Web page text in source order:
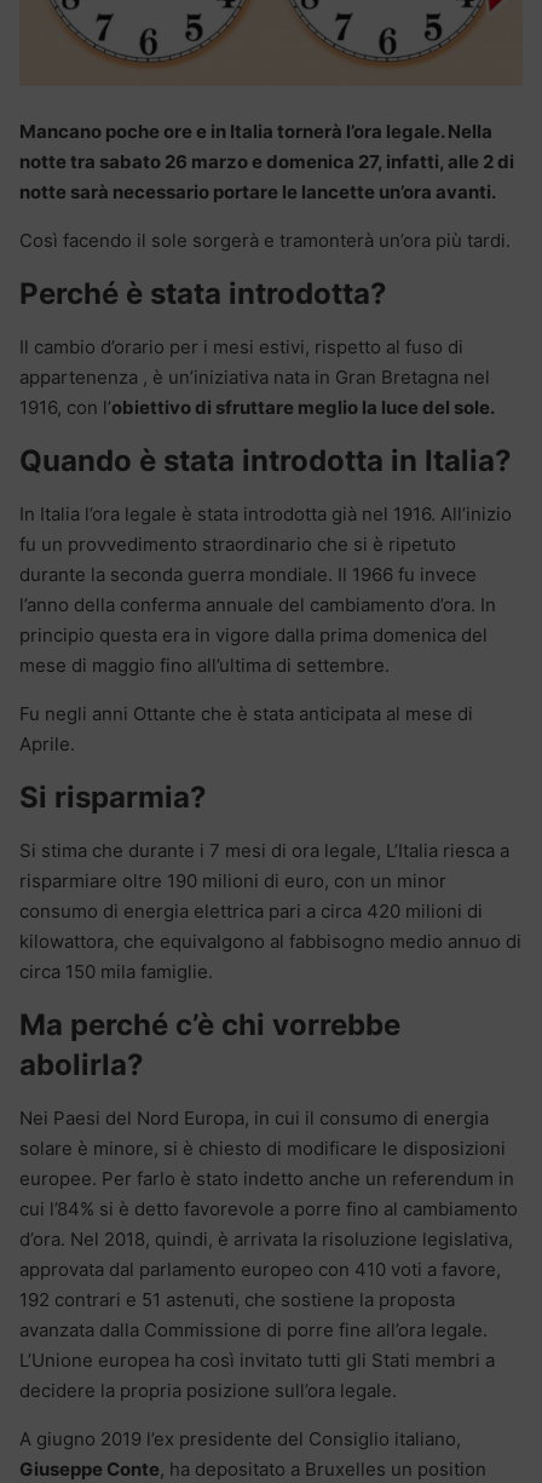
Mancano poche ore e in Italia tornerà l’ora legale. Nella
notte tra sabato 26 marzo e domenica 27, infatti, alle 2 di
notte sarà necessario portare le lancette un’ora avanti.
Così facendo il sole sorgerà e tramonterà un’ora più tardi.
Perché è stata introdotta?
Il cambio d’orario per i mesi estivi, rispetto al fuso di
appartenenza , è un’iniziativa nata in Gran Bretagna nel
1916, con l’obiettivo di sfruttare meglio la luce del sole.
Quando è stata introdotta in Italia?
In Italia l’ora legale è stata introdotta già nel 1916. All’inizio
fu un provvedimento straordinario che si è ripetuto
durante la seconda guerra mondiale. Il 1966 fu invece
l’anno della conferma annuale del cambiamento d’ora. In
principio questa era in vigore dalla prima domenica del
mese di maggio fino all’ultima di settembre.
Fu negli anni Ottante che è stata anticipata al mese di
Aprile.
Si risparmia?
Si stima che durante i 7 mesi di ora legale, L’Italia riesca a
risparmiare oltre 190 milioni di euro, con un minor
consumo di energia elettrica pari a circa 420 milioni di
kilowattora, che equivalgono al fabbisogno medio annuo di
circa 150 mila famiglie.
Ma perché c’è chi vorrebbe
abolirla?
Nei Paesi del Nord Europa, in cui il consumo di energia
solare è minore, si è chiesto di modificare le disposizioni
europee. Per farlo è stato indetto anche un referendum in
cui l’84% si è detto favorevole a porre fino al cambiamento
d’ora. Nel 2018, quindi, è arrivata la risoluzione legislativa,
approvata dal parlamento europeo con 410 voti a favore,
192 contrari e 51 astenuti, che sostiene la proposta
avanzata dalla Commissione di porre fine all’ora legale.
L’Unione europea ha così invitato tutti gli Stati membri a
decidere la propria posizione sull’ora legale.
A giugno 2019 l’ex presidente del Consiglio italiano,
Giuseppe Conte, ha depositato a Bruxelles un position